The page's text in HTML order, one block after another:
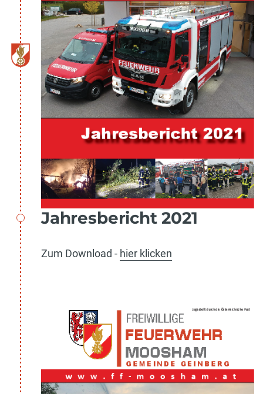
Jahresbericht 2021
Zum Download - hier klicken